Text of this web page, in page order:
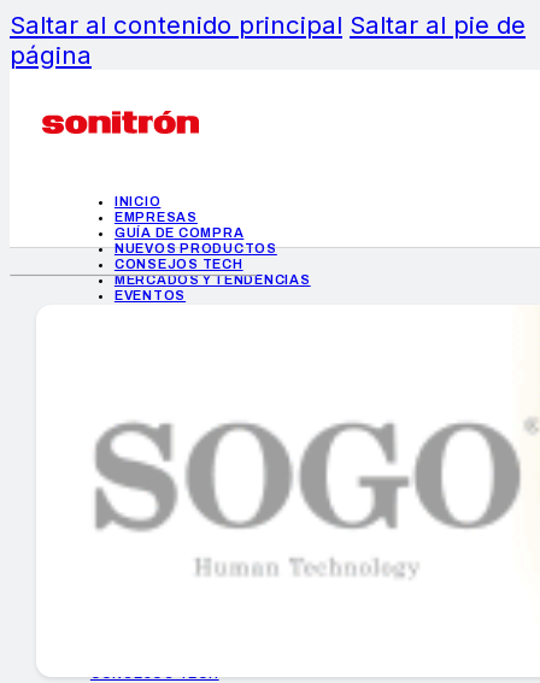
Saltar al contenido principal Saltar al pie de
página
INICIO
EMPRESAS
GUÍA DE COMPRA
NUEVOS PRODUCTOS
CONSEJOS TECH
MERCADOS Y TENDENCIAS
EVENTOS
INICIO
EMPRESAS
GUÍA DE COMPRA